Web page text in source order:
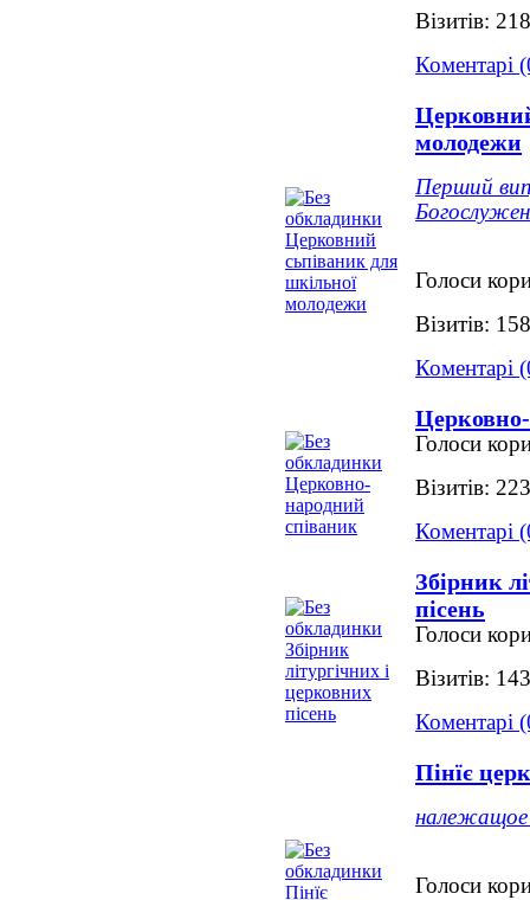
Візитів:
Коментарі
молодежи
Перший
Голоси
Візитів:
Коментарі
Голоси
Візитів:
Коментарі
Збірник
пісень
Голоси
Візитів:
Коментарі
Пінїє
належащое
Голоси